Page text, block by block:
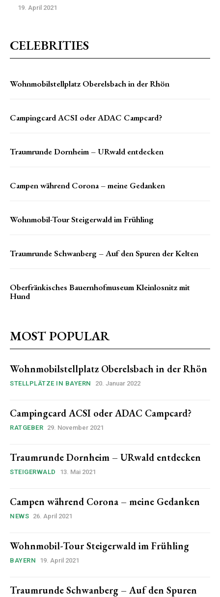
19. April 2021
CELEBRITIES
Wohnmobilstellplatz Oberelsbach in der Rhön
Campingcard ACSI oder ADAC Campcard?
Traumrunde Dornheim – URwald entdecken
Campen während Corona – meine Gedanken
Wohnmobil-Tour Steigerwald im Frühling
Traumrunde Schwanberg – Auf den Spuren der Kelten
Oberfränkisches Bauernhofmuseum Kleinlosnitz mit
Hund
MOST POPULAR
Wohnmobilstellplatz Oberelsbach in der Rhön
STELLPLÄTZE IN BAYERN 20. Januar 2022
Campingcard ACSI oder ADAC Campcard?
RATGEBER 29. November 2021
Traumrunde Dornheim – URwald entdecken
STEIGERWALD 13. Mai 2021
Campen während Corona – meine Gedanken
NEWS 26. April 2021
Wohnmobil-Tour Steigerwald im Frühling
BAYERN 19. April 2021
Traumrunde Schwanberg – Auf den Spuren